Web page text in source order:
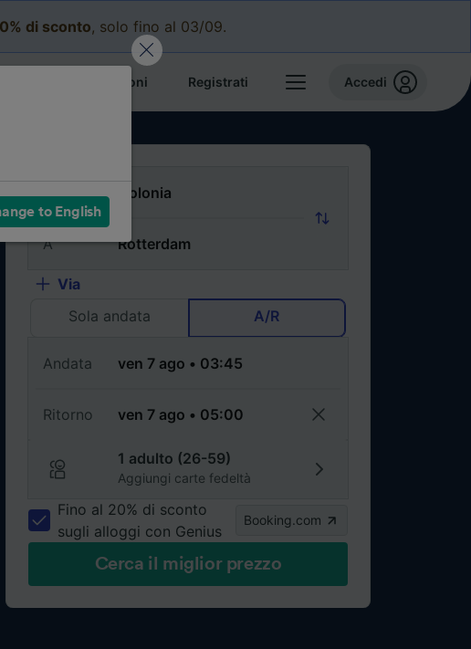
di sconto, solo fino al 03/09.
Le mie prenotazioni Registrati Accedi
Da
A
Via
Sola andata
A/R
Andata
Ritorno
1 adulto (26-59)
Aggiungi carte fedeltà
Fino al 20% di sconto
sugli alloggi con Genius
Booking.com
Cerca il miglior prezzo
to English